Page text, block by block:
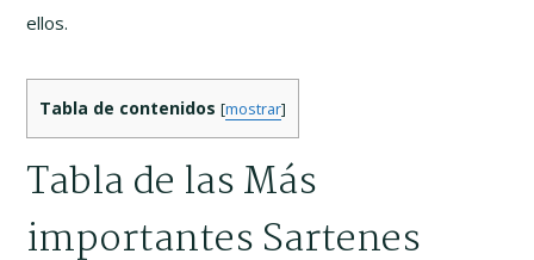
ellos.
Tabla de contenidos [mostrar]
Tabla de las Más
importantes Sartenes